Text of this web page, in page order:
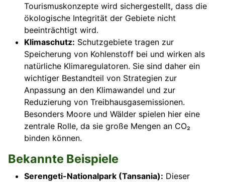
Tourismuskonzepte wird sichergestellt, dass die
ökologische Integrität der Gebiete nicht
beeinträchtigt wird.
Klimaschutz: Schutzgebiete tragen zur
Speicherung von Kohlenstoff bei und wirken als
natürliche Klimaregulatoren. Sie sind daher ein
wichtiger Bestandteil von Strategien zur
Anpassung an den Klimawandel und zur
Reduzierung von Treibhausgasemissionen.
Besonders Moore und Wälder spielen hier eine
zentrale Rolle, da sie große Mengen an CO₂
binden können.
Bekannte Beispiele
Serengeti-Nationalpark (Tansania): Dieser